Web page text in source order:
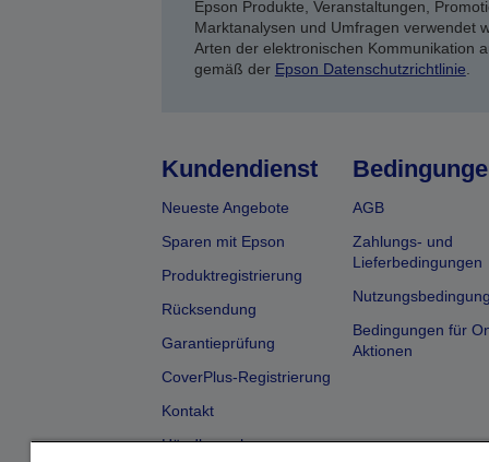
Epson Produkte, Veranstaltungen,
Marktanalysen und Umfragen verwendet
Arten der elektronischen Kommunikation
gemäß der Epson Datenschutzrichtlinie.
Kundendienst
Neueste Angebote
Sparen mit Epson
Produktregistrierung
Rücksendung
Garantieprüfung
CoverPlus-Registrierung
Kontakt
Händlersuche
AGB
Zahlungs- und
Lieferbedingungen
Bedingungen für
Aktionen